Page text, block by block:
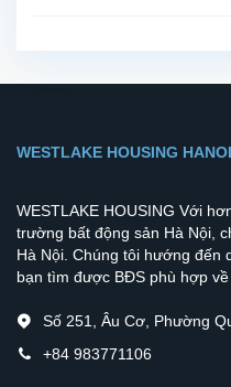
WESTLAKE HOUSING HANOI
WESTLAKE HOUSING Với
trường bất động sản Hà Nội,
Hà Nội. Chúng tôi hướng đến
bạn tìm được BĐS phù hợp
Số 251, Âu Cơ, Phường
+84 983771106